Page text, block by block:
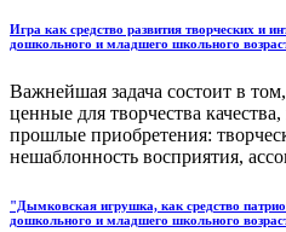
Игра как средство развития творческих и
дошкольного и младшего школьного
Важнейшая задача состоит в
ценные для творчества
прошлые приобретения:
нешаблонность восприятия,
"Дымковская игрушка, как средство
дошкольного и младшего школьного